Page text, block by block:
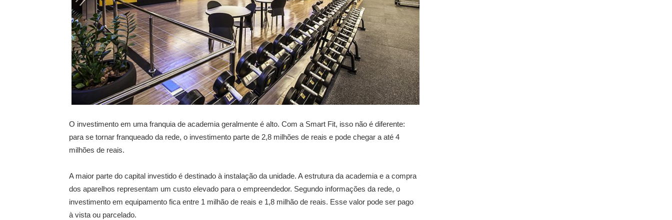
O investimento em uma franquia de academia geralmente é alto. Com a Smart Fit, isso não é diferente:
para se tornar franqueado da rede, o investimento parte de 2,8 milhões de reais e pode chegar a até 4
milhões de reais.
A maior parte do capital investido é destinado à instalação da unidade. A estrutura da academia e a compra
dos aparelhos representam um custo elevado para o empreendedor. Segundo informações da rede, o
investimento em equipamento fica entre 1 milhão de reais e 1,8 milhão de reais. Esse valor pode ser pago
à vista ou parcelado.